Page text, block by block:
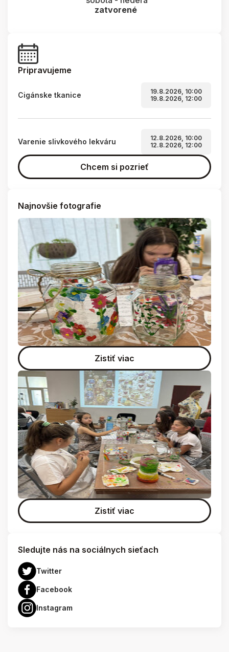
zatvorené
Pripravujeme
Cigánske tkanice
19.8.2026, 10:00
19.8.2026, 12:00
Varenie slivkového lekváru
12.8.2026, 10:00
12.8.2026, 12:00
Chcem si pozrieť
Najnovšie fotografie
Zistiť viac
Zistiť viac
Sledujte nás na sociálnych sieťach
Twitter
Facebook
Instagram